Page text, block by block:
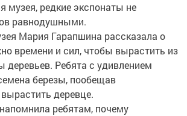
музея, редкие экспонаты не
равнодушными.
Мария Гарапшина рассказала о
времени и сил, чтобы вырастить из
деревьев. Ребята с удивлением
березы, пообещав
деревце.
ребятам, почему